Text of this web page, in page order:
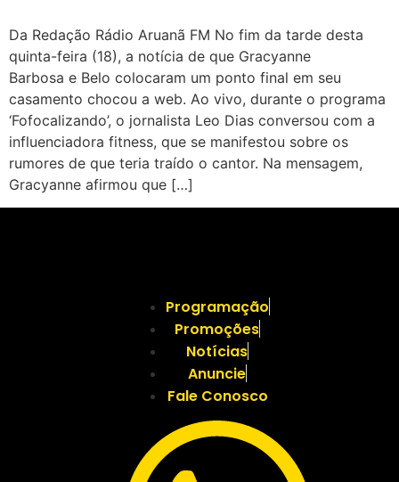
Da Redação Rádio Aruanã FM No fim da tarde desta
quinta-feira (18), a notícia de que Gracyanne
Barbosa e Belo colocaram um ponto final em seu
casamento chocou a web. Ao vivo, durante o programa
‘Fofocalizando’, o jornalista Leo Dias conversou com a
influenciadora fitness, que se manifestou sobre os
rumores de que teria traído o cantor. Na mensagem,
Gracyanne afirmou que […]
Programação
Promoções
Notícias
Anuncie
Fale Conosco